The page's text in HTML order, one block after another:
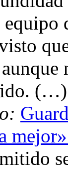
(…)